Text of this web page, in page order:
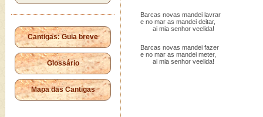
Cantigas: Guia breve
Glossário
Mapa das Cantigas
Barcas novas mandei lavrar
e no mar as mandei deitar,
ai mia senhor veelida!
Barcas novas mandei fazer
e no mar as mandei meter,
ai mia senhor veelida!